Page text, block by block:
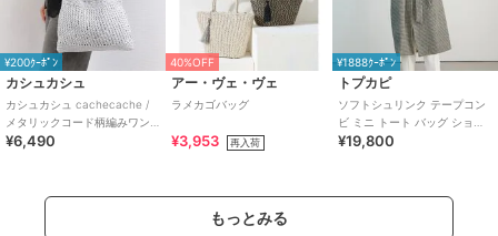
¥200ｸｰﾎﾟﾝ
カシュカシュ
カシュカシュ cachecache /
メタリックコード柄編みワン
ハンドルトート
¥6,490
40%OFF
アー・ヴェ・ヴェ
ラメカゴバッグ
¥3,953 再入荷
¥1888ｸｰﾎﾟﾝ
トプカピ
ソフトシュリンク テープコン
ビ ミニ トート バッグ ショル
ダーベルト付
¥19,800
もっとみる